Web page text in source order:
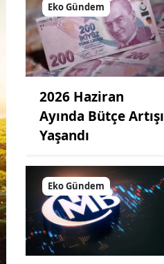
Eko Gündem
2026 Haziran
Ayında Bütçe Artışı
Yaşandı
Eko Gündem